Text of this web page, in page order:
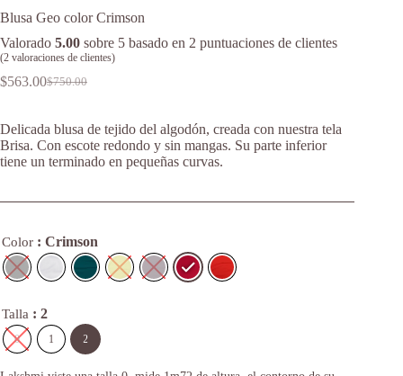
Blusa Geo color Crimson
Valorado 5.00 sobre 5 basado en 2 puntuaciones de clientes
(2 valoraciones de clientes)
$750.00
Original
was:
$750.00.
$563.00Current
is:
$563.00.
Delicada blusa de tejido del algodón, creada con nuestra tela
Brisa. Con escote redondo y sin mangas. Su parte inferior
tiene un terminado en pequeñas curvas.
Color : Crimson
Talla : 2
0 1 2